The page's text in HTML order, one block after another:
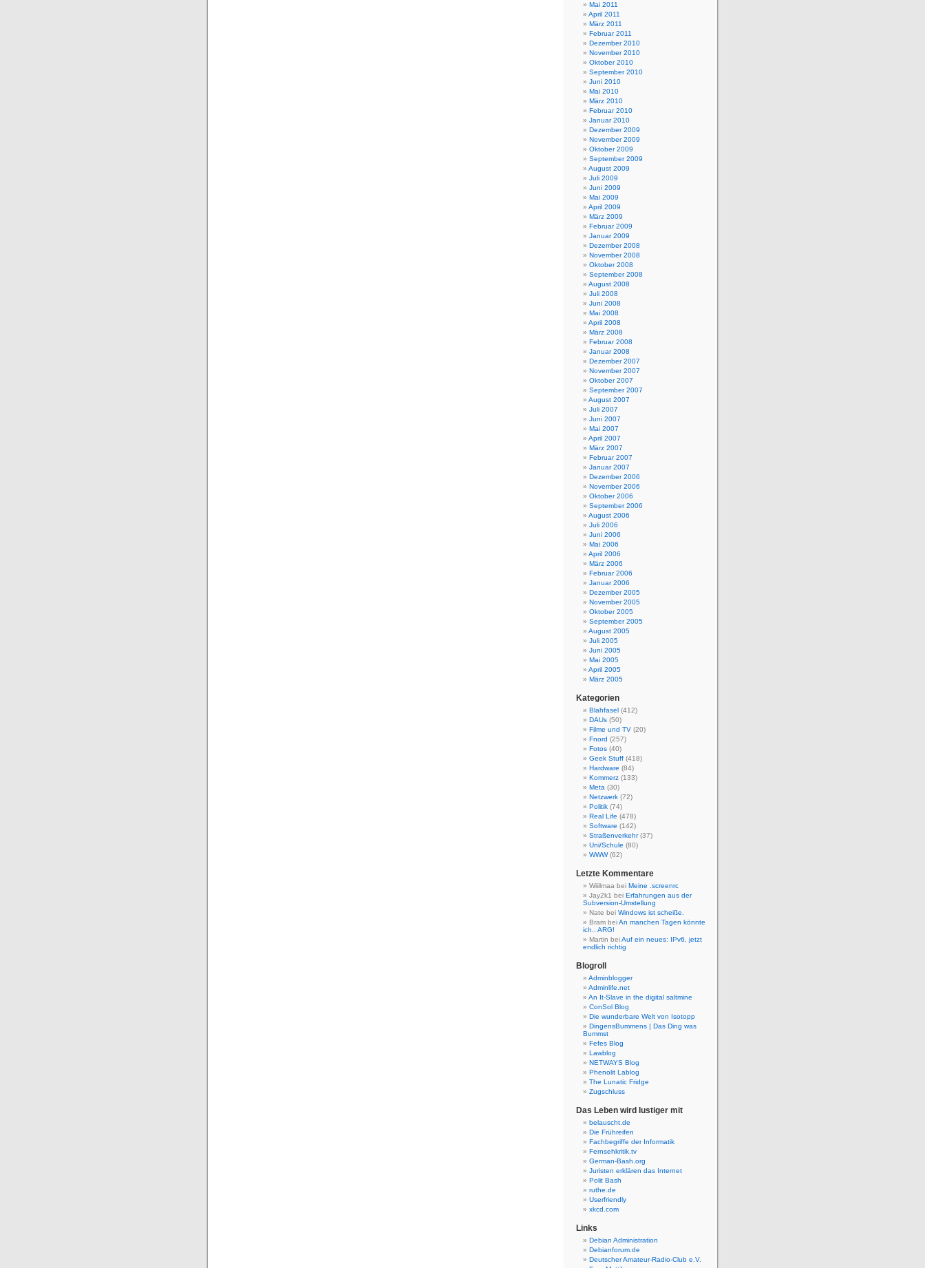
Mai 2011
April 2011
März 2011
Februar 2011
Dezember 2010
November 2010
Oktober 2010
September 2010
Juni 2010
Mai 2010
März 2010
Februar 2010
Januar 2010
Dezember 2009
November 2009
Oktober 2009
September 2009
August 2009
Juli 2009
Juni 2009
Mai 2009
April 2009
März 2009
Februar 2009
Januar 2009
Dezember 2008
November 2008
Oktober 2008
September 2008
August 2008
Juli 2008
Juni 2008
Mai 2008
April 2008
März 2008
Februar 2008
Januar 2008
Dezember 2007
November 2007
Oktober 2007
September 2007
August 2007
Juli 2007
Juni 2007
Mai 2007
April 2007
März 2007
Februar 2007
Januar 2007
Dezember 2006
November 2006
Oktober 2006
September 2006
August 2006
Juli 2006
Juni 2006
Mai 2006
April 2006
März 2006
Februar 2006
Januar 2006
Dezember 2005
November 2005
Oktober 2005
September 2005
August 2005
Juli 2005
Juni 2005
Mai 2005
April 2005
März 2005
Kategorien
Blahfasel (412)
DAUs (50)
Filme und TV (20)
Fnord (257)
Fotos (40)
Geek Stuff (418)
Hardware (84)
Kommerz (133)
Meta (30)
Netzwerk (72)
Politik (74)
Real Life (478)
Software (142)
Straßenverkehr(37)
Uni/Schule (80)
WWW(62)
Letzte Kommentare
Wiiilmaa bei Meine .screenrc
Jay2k1 bei Erfahrungen aus der
Subversion-Umstellung
Nate bei Windows ist scheiße.
Bram beiAn manchen Tagen könnte
ich.. ARG!
Martin beiAuf ein neues: IPv6, jetzt
endlich richtig
Blogroll
Adminblogger
Adminlife.net
An It-Slave in the digital saltmine
ConSol Blog
Die wunderbare Welt von Isotopp
DingensBummens | Das Ding was
Bummst
Fefes Blog
Lawblog
NETWAYS Blog
Phenolit Lablog
The Lunatic Fridge
Zugschluss
Das Leben wird lustiger mit
belauscht.de
Die Frühreifen
Fachbegriffe der Informatik
Fernsehkritik.tv
German-Bash.org
Juristen erklären das Internet
Polit Bash
ruthe.de
Userfriendly
xkcd.com
Links
Debian Administration
Debianforum.de
Deutscher Amateur-Radio-Club e.V.